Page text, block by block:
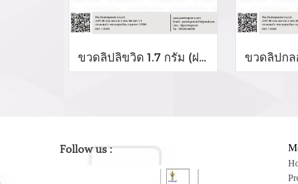
ขวดลิปลิขวิด 1.7 กรัม (ฝาสีขาว)
Follow us :